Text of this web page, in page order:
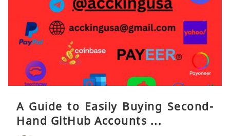
A Guide to Easily Buying Second-
Hand GitHub Accounts ...